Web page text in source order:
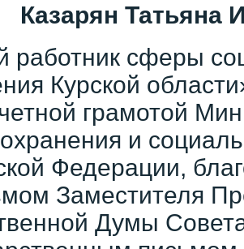
Казарян Татьяна
работник сферы
Курской
грамотой
и
Федерации,
Заместителя
Думы